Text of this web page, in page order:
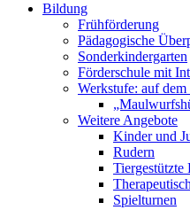
Bildung
Frühförderung
Pädagogische
Sonderkindergarten
Förderschule mit
Werkstufe: auf
Weitere Angebote
Kinder und
Rudern
Tiergestützte
Spielturnen